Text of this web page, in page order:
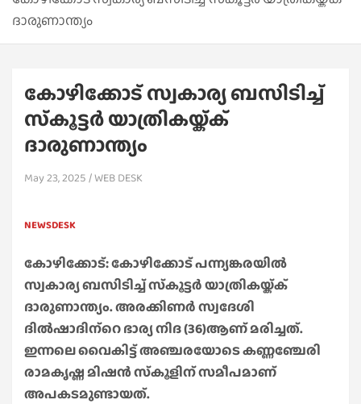
ദാരുണാന്ത്യം
കോഴിക്കോട് സ്വകാര്യ ബസിടിച്ച്
സ്‌കൂട്ടര്‍ യാത്രികയ്ക്ക്
ദാരുണാന്ത്യം
May 23, 2025 WEB DESK
NEWSDESK
കോഴിക്കോട്: കോഴിക്കോട് പന്ന്യങ്കരയില്‍
സ്വകാര്യ ബസിടിച്ച് സ്‌കൂട്ടര്‍ യാത്രികയ്ക്ക്
ദാരുണാന്ത്യം. അരക്കിണര്‍ സ്വദേശി
ദില്‍ഷാദിന്‌റെ ഭാര്യ നിദ (36)ആണ് മരിച്ചത്.
ഇന്നലെ വൈകിട്ട് അഞ്ചരയോടെ കണ്ണഞ്ചേരി
രാമകൃഷ്ണ മിഷന്‍ സ്‌കൂളിന് സമീപമാണ്
അപകടമുണ്ടായത്.